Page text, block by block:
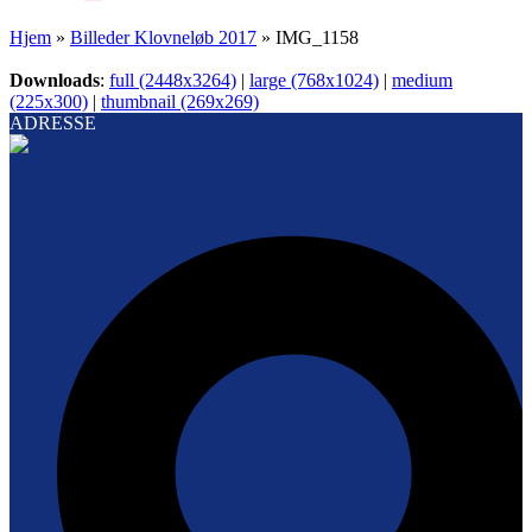
Hjem » Billeder Klovneløb 2017 » IMG_1158
Downloads: full (2448x3264) | large (768x1024) | medium
(225x300) | thumbnail (269x269)
ADRESSE